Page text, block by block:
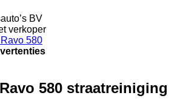
BV
verkoper
580
580 straatreiniging